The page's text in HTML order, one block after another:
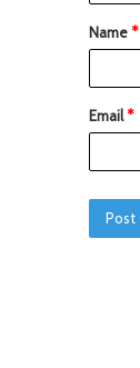
Name*
Email*